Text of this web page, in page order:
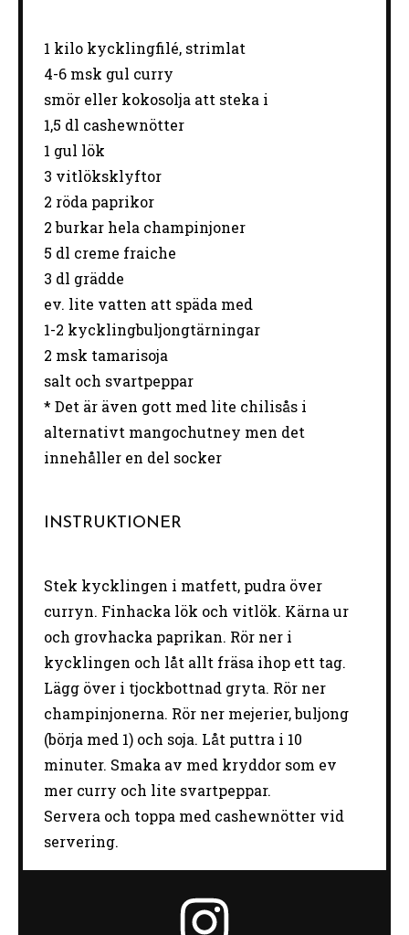
1 kilo kycklingfilé, strimlat
4-6msk gul curry
smör eller kokosolja att steka i
1,5 dl cashewnötter
1 gul lök
3 vitlöksklyftor
2 röda paprikor
2burkar hela champinjoner
5 dl creme fraiche
3 dl grädde
ev. lite vatten att späda med
1-2 kycklingbuljongtärningar
2 msk tamarisoja
salt och svartpeppar
* Det är även gott med lite chilisås i
alternativt mangochutney men det
innehåller en del socker
INSTRUKTIONER
Stek kycklingen i matfett, pudra över
curryn. Finhacka lök och vitlök. Kärna ur
och grovhacka paprikan. Rör ner i
kycklingen och låt allt fräsa ihop ett tag.
Lägg över i tjockbottnad gryta. Rör ner
champinjonerna. Rör ner mejerier, buljong
(börja med 1) och soja. Låt puttra i 10
minuter. Smaka av med kryddor som ev
mer curry och lite svartpeppar.
Servera och toppa med cashewnötter vid
servering.